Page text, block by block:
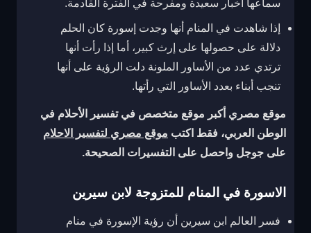
سماعها أخبار سعيدة ومفرحة في الفترة القادمة.
إذا شاهدت في المنام أنها وجدت إسورة كان الحلم
دلالة على حصولها على إرث كبير، أما إذا رأت أنها
ترتدي عدد من الأساور الملونة دلت الرؤية على أنها
تنجب أبناء بعدد الأساور التي رأتها.
موقع مصري أكبر موقع متخصص في تفسير الأحلام في
الوطن العربي، فقط اكتب موقع مصري لتفسير الاحلام
على جوجل واحصل على التفسيرات الصحيحة.
الاسورة في المنام للمتزوجة لابن سيرين
فسر العالم ابن سيرين أن رؤية الإسورة في منام